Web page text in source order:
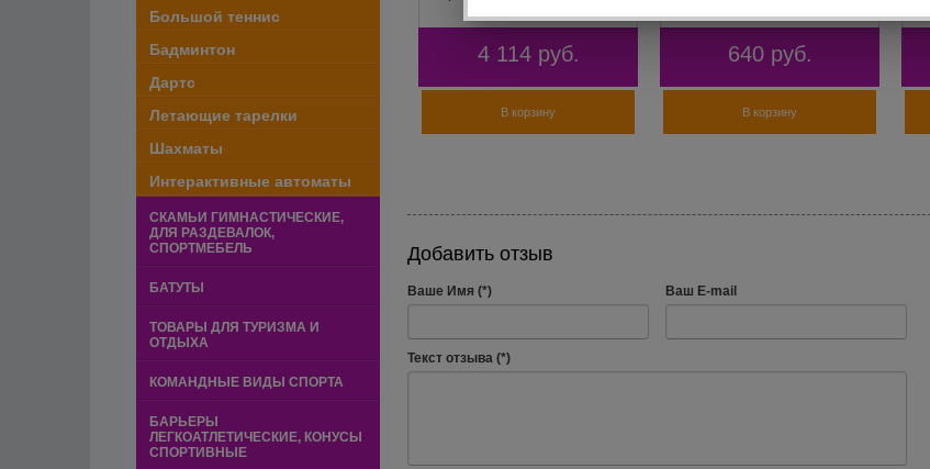
Большой теннис
Бадминтон
Дартс
Летающие тарелки
Шахматы
Интерактивные автоматы
СКАМЬИ ГИМНАСТИЧЕСКИЕ,
ДЛЯ РАЗДЕВАЛОК,
СПОРТМЕБЕЛЬ
БАТУТЫ
ТОВАРЫ ДЛЯ ТУРИЗМА И
ОТДЫХА
КОМАНДНЫЕ ВИДЫ СПОРТА
БАРЬЕРЫ
ЛЕГКОАТЛЕТИЧЕСКИЕ, КОНУСЫ
СПОРТИВНЫЕ
4 114 руб.
В корзину
640 руб.
В корзину
Добавить отзыв
Ваше Имя (*) Ваш E-mail
Текст отзыва (*)